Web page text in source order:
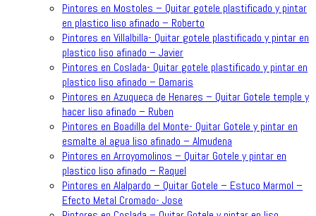
Pintores en Mostoles – Quitar gotele plastificado y pintar
en plastico liso afinado – Roberto
Pintores en Villalbilla- Quitar gotele plastificado y pintar en
plastico liso afinado – Javier
Pintores en Coslada- Quitar gotele plastificado y pintar en
plastico liso afinado – Damaris
Pintores en Azuqueca de Henares – Quitar Gotele temple y
hacer liso afinado – Ruben
Pintores en Boadilla del Monte- Quitar Gotele y pintar en
esmalte al agua liso afinado – Almudena
Pintores en Arroyomolinos – Quitar Gotele y pintar en
plastico liso afinado – Raquel
Pintores en Alalpardo – Quitar Gotele – Estuco Marmol –
Efecto Metal Cromado- Jose